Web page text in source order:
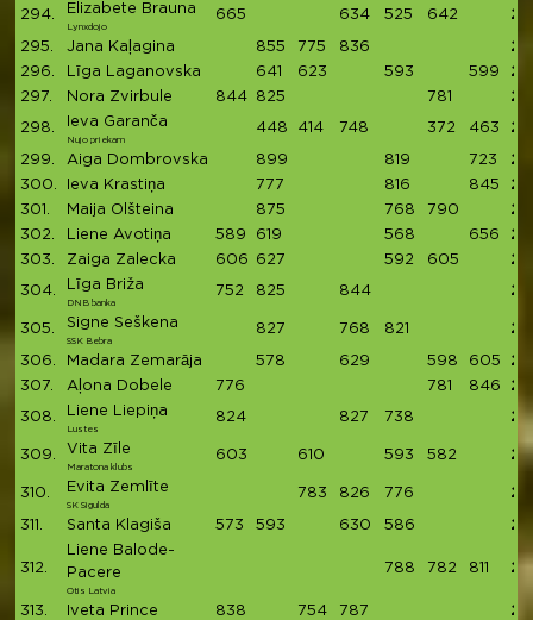
294. Elizabete Brauna
Lynxdojo
665 634 525 642
295. Jana Kaļagina 855 775 836
296.
Līga Laganovska 641 623 593 599
297.
Nora Zvirbule 844 825 781
298. Ieva Garanča
Nujo priekam
448 414 748 372 463
299. Aiga Dombrovska 899 819 723
300.
Ieva Krastiņa 777 816 845
301.
Maija Olšteina 875 768 790
302.
Liene Avotiņa 589 619 568 656
303.
Zaiga Zalecka 606 627 592 605
304. Līga Briža
DNB banka
752 825 844
305. Signe Seškena
SSK Bebra
827 768 821
306. Madara Zemarāja 578 629 598 605
307.
Aļona Dobele 776 781 846
308. Liene Liepiņa
Lustes
824 827 738
309. Vita Zīle
Maratona klubs
603 610 593 582
310. Evita Zemlīte
SK Sigulda
783 826 776
311. Santa Klagiša 573 593 630 586
312.
Liene Balode-
Pacere
Otis Latvia
788 782 811
313. Iveta Prince 838 754 787